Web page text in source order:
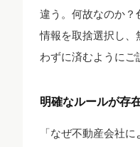
違う。何故なのか？
情報を取捨選択し、
わずに済むようにご
明確なルールが存
「なぜ不動産会社